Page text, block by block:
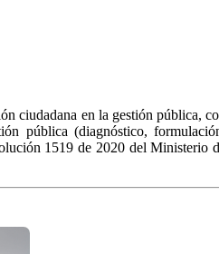
ciudadana en la gestión pública,
pública (diagnóstico,
1519 de 2020 del Ministerio